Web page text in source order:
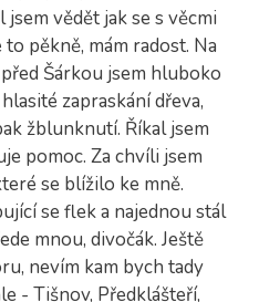
vědět jak se s věcmi
pěkně, mám radost. Na
Šárkou jsem hluboko
zapraskání dřeva,
žblunknutí. Říkal jsem
pomoc. Za chvíli jsem
se blížilo ke mně.
se flek a najednou stál
mnou, divočák. Ještě
nevím kam bych tady
- Tišnov, Předklášteří,